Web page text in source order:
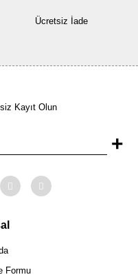
Ücretsiz İade
Kayıt Olun
+
Formu